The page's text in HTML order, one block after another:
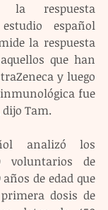
la respuesta
español
la respuesta
que han
y luego
fue
Tam.
analizó los
voluntarios de
de edad que
dosis de